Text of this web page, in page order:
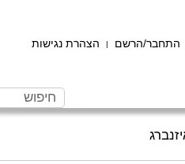
התחבר/הרשם | הצהרת נגישות